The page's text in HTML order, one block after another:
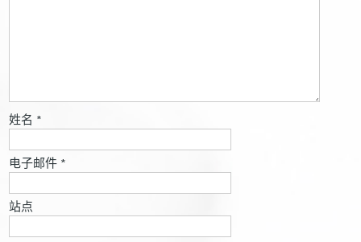
姓名 *
电子邮件 *
站点